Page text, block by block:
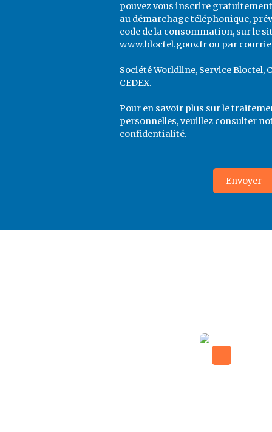
pouvez vous inscrire
au démarchage téléphonique,
code de la consommation, sur le
www.bloctel.gouv.fr ou par
Société Worldline, Service Bloctel,
CEDEX.
Pour en savoir plus sur le
personnelles, veuillez consulter
confidentialité.
Envoyer